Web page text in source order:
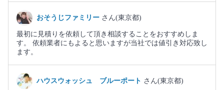
おそうじファミリー さん(東京都)
最初に見積りを依頼して頂き相談することをおすすめしま
す。 依頼業者にもよると思いますが当社では値引き対応致し
ます。
ハウスウォッシュ ブルーポート さん(東京都)